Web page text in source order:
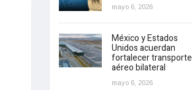
mayo 6, 2026
México y Estados
Unidos acuerdan
fortalecer transporte
aéreo bilateral
mayo 6, 2026